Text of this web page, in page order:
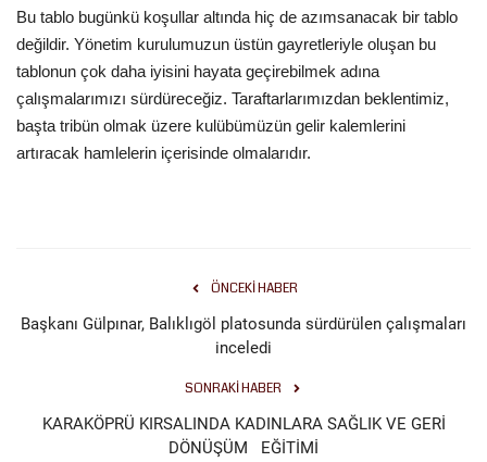
Bu tablo bugünkü koşullar altında hiç de azımsanacak bir tablo
değildir. Yönetim kurulumuzun üstün gayretleriyle oluşan bu
tablonun çok daha iyisini hayata geçirebilmek adına
çalışmalarımızı sürdüreceğiz. Taraftarlarımızdan beklentimiz,
başta tribün olmak üzere kulübümüzün gelir kalemlerini
artıracak hamlelerin içerisinde olmalarıdır.
ÖNCEKI HABER
Başkanı Gülpınar, Balıklıgöl platosunda sürdürülen çalışmaları
inceledi
SONRAKI HABER
KARAKÖPRÜ KIRSALINDA KADINLARA SAĞLIK VE GERİ
DÖNÜŞÜM EĞİTİMİ